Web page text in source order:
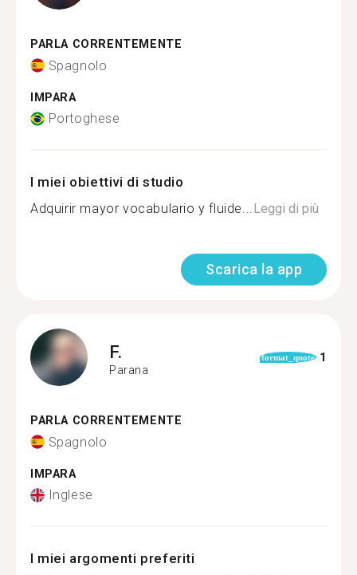
PARLA CORRENTEMENTE
Spagnolo
IMPARA
Portoghese
I miei obiettivi di studio
Adquirir mayor vocabulario y fluide...Leggi di più
Scarica la app
F.
Parana
format_quote 1
PARLA CORRENTEMENTE
Spagnolo
IMPARA
Inglese
I miei argomenti preferiti